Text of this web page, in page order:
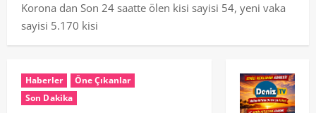
Korona dan Son 24 saatte ölen kisi sayisi 54, yeni vaka
sayisi 5.170 kisi
Haberler
Öne Çıkanlar
Son Dakika